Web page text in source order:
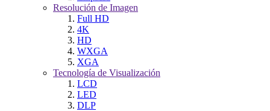
Resolución de Imagen
Full HD
4K
HD
WXGA
XGA
Tecnología de Visualización
LCD
LED
DLP